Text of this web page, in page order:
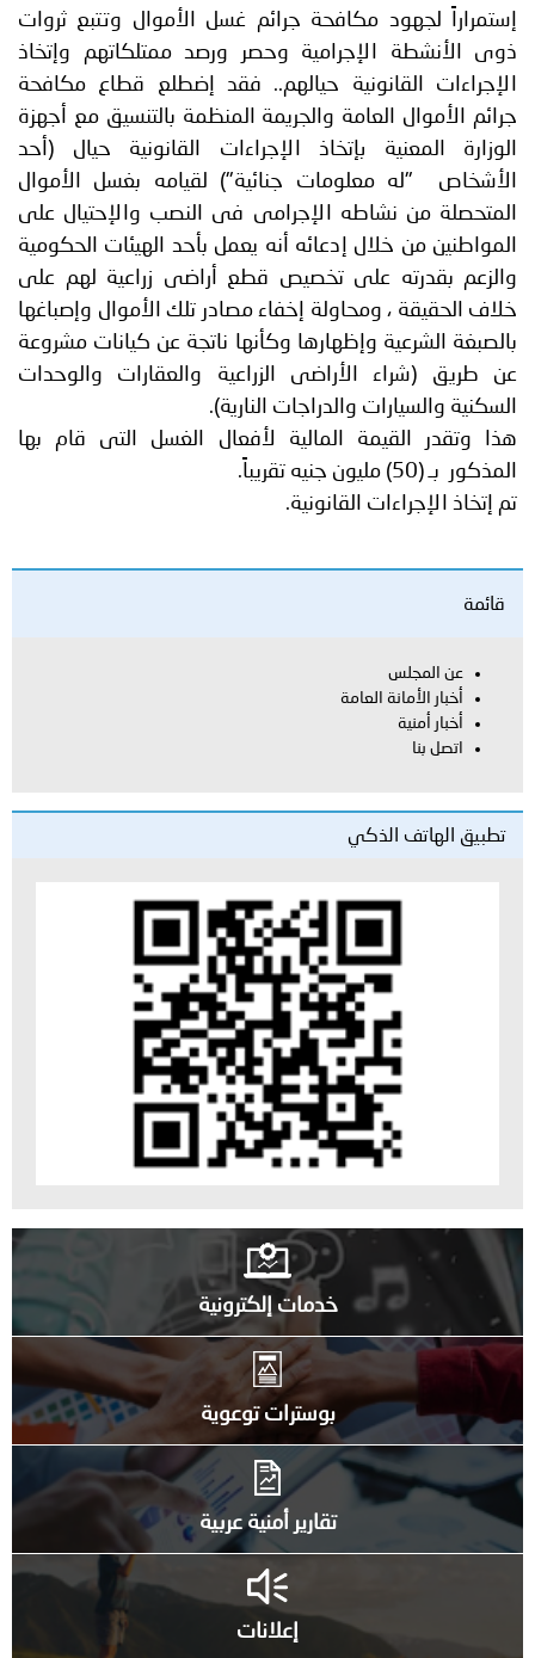
إستمراراً لجهود مكافحة جرائم غسل الأموال وتتبع ثروات
ذوى الأنشطة الإجرامية وحصر ورصد ممتلكاتهم وإتخاذ
الإجراءات القانونية حيالهم.. فقد إضطلع قطاع مكافحة
جرائم الأموال العامة والجريمة المنظمة بالتنسيق مع أجهزة
الوزارة المعنية بإتخاذ الإجراءات القانونية حيال (أحد
الأشخاص "له معلومات جنائية") لقيامه بغسل الأموال
المتحصلة من نشاطه الإجرامى فى النصب والإحتيال على
المواطنين من خلال إدعائه أنه يعمل بأحد الهيئات الحكومية
والزعم بقدرته على تخصيص قطع أراضى زراعية لهم على
خلاف الحقيقة ، ومحاولة إخفاء مصادر تلك الأموال وإصباغها
بالصبغة الشرعية وإظهارها وكأنها ناتجة عن كيانات مشروعة
عن طريق (شراء الأراضى الزراعية والعقارات والوحدات
السكنية والسيارات والدراجات النارية).
هذا وتقدر القيمة المالية لأفعال الغسل التى قام بها
المذكور بـ (50) مليون جنيه تقريباً.
تم إتخاذ الإجراءات القانونية.
قائمة
عن المجلس
أخبار الأمانة العامة
أخبار أمنية
اتصل بنا
تطبيق الهاتف الذكي
خدمات إلكترونية
بوسترات توعوية
تقارير أمنية عربية
إعلانات